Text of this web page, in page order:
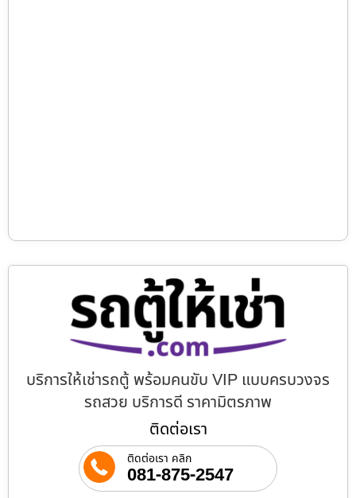
บริการให้เช่ารถตู้ พร้อมคนขับ VIP แบบครบวงจร
รถสวย บริการดี ราคามิตรภาพ
ติดต่อเรา
ติดต่อเรา คลิก
081-875-2547